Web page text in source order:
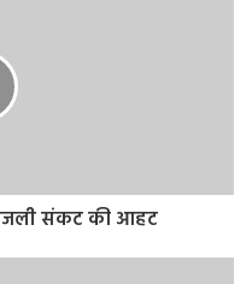
संकट की आहट